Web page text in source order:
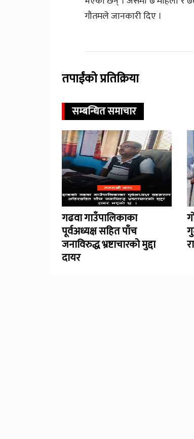
गौतमले जानकारी दिए ।
तपाईंको प्रतिक्रिया
सम्बन्धित समाचार
गढवा गाउँपालिकाका
पूर्वअध्यक्ष सहित पाँच
जनाविरुद्ध भ्रष्टाचारको मुद्दा
दायर